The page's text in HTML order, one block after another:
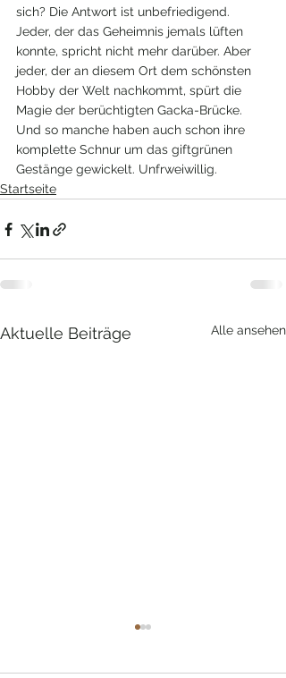
sich? Die Antwort ist unbefriedigend.
Jeder, der das Geheimnis jemals lüften
konnte, spricht nicht mehr darüber. Aber
jeder, der an diesem Ort dem schönsten
Hobby der Welt nachkommt, spürt die
Magie der berüchtigten Gacka-Brücke.
Und so manche haben auch schon ihre
komplette Schnur um das giftgrünen
Gestänge gewickelt. Unfrweiwillig.
Startseite
Aktuelle Beiträge Alle ansehen